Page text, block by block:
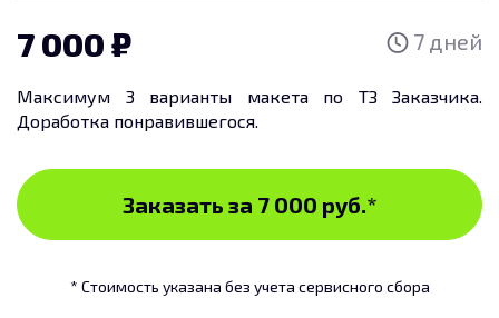
7 000 7 дней
Максимум 3 варианты макета по ТЗ Заказчика.
Доработка понравившегося.
Заказать за 7 000 руб.*
* Стоимость указана без учета сервисного сбора